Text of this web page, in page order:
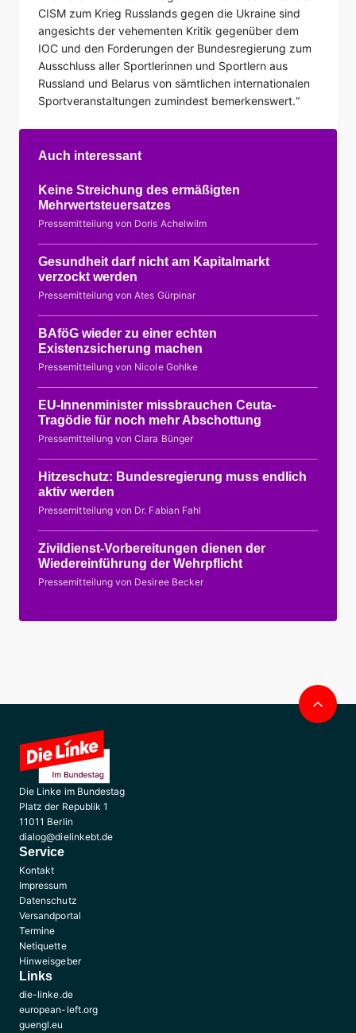
CISM zum Krieg Russlands gegen die Ukraine sind
angesichts der vehementen Kritik gegenüber dem
IOC und den Forderungen der Bundesregierung zum
Ausschluss aller Sportlerinnen und Sportlern aus
Russland und Belarus von sämtlichen internationalen
Sportveranstaltungen zumindest bemerkenswert.“
Auch interessant
Keine Streichung des ermäßigten
Mehrwertsteuersatzes
Pressemitteilung von Doris Achelwilm
Gesundheit darf nicht am Kapitalmarkt
verzockt werden
Pressemitteilung von Ates Gürpinar
BAföG wieder zu einer echten
Existenzsicherung machen
Pressemitteilung von Nicole Gohlke
EU-Innenminister missbrauchen Ceuta-
Tragödie für noch mehr Abschottung
Pressemitteilung von Clara Bünger
Hitzeschutz: Bundesregierung muss endlich
aktiv werden
Pressemitteilung von Dr. Fabian Fahl
Zivildienst-Vorbereitungen dienen der
Wiedereinführung der Wehrpflicht
Pressemitteilung von Desiree Becker
Die Linke im Bundestag
Platz der Republik 1
11011 Berlin
dialog@dielinkebt.de
Service
Kontakt
Impressum
Datenschutz
Versandportal
Termine
Netiquette
Hinweisgeber
Links
die-linke.de
european-left.org
guengl.eu